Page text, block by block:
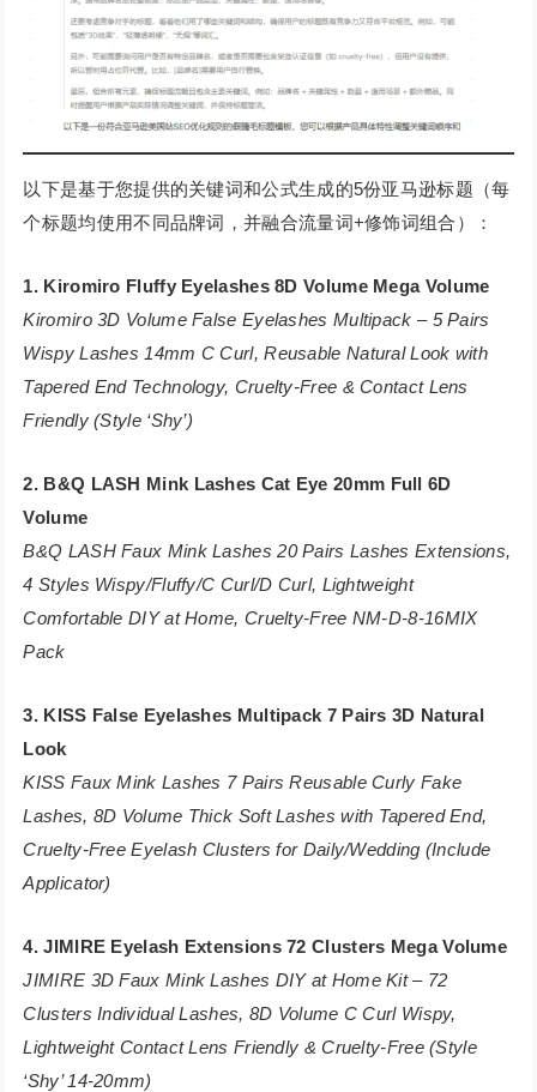
以下是基于您提供的关键词和公式生成的5份亚马逊标题（每
个标题均使用不同品牌词，并融合流量词+修饰词组合）：
1. Kiromiro Fluffy Eyelashes 8D Volume Mega Volume
Kiromiro 3D Volume False Eyelashes Multipack – 5 Pairs
Wispy Lashes 14mm C Curl, Reusable Natural Look with
Tapered End Technology, Cruelty-Free & Contact Lens
Friendly (Style ‘Shy’)
2. B&Q LASH Mink Lashes Cat Eye 20mm Full 6D
Volume
B&Q LASH Faux Mink Lashes 20 Pairs Lashes Extensions,
4 Styles Wispy/Fluffy/C Curl/D Curl, Lightweight
Comfortable DIY at Home, Cruelty-Free NM-D-8-16MIX
Pack
3. KISS False Eyelashes Multipack 7 Pairs 3D Natural
Look
KISS Faux Mink Lashes 7 Pairs Reusable Curly Fake
Lashes, 8D Volume Thick Soft Lashes with Tapered End,
Cruelty-Free Eyelash Clusters for Daily/Wedding (Include
Applicator)
4. JIMIRE Eyelash Extensions 72 Clusters Mega Volume
JIMIRE 3D Faux Mink Lashes DIY at Home Kit – 72
Clusters Individual Lashes, 8D Volume C Curl Wispy,
Lightweight Contact Lens Friendly & Cruelty-Free (Style
‘Shy’ 14-20mm)